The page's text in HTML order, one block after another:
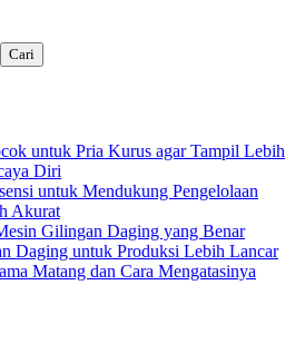
Cari
untuk Pria Kurus agar Tampil Lebih
Diri
untuk Mendukung Pengelolaan
Akurat
Gilingan Daging yang Benar
Daging untuk Produksi Lebih Lancar
Matang dan Cara Mengatasinya